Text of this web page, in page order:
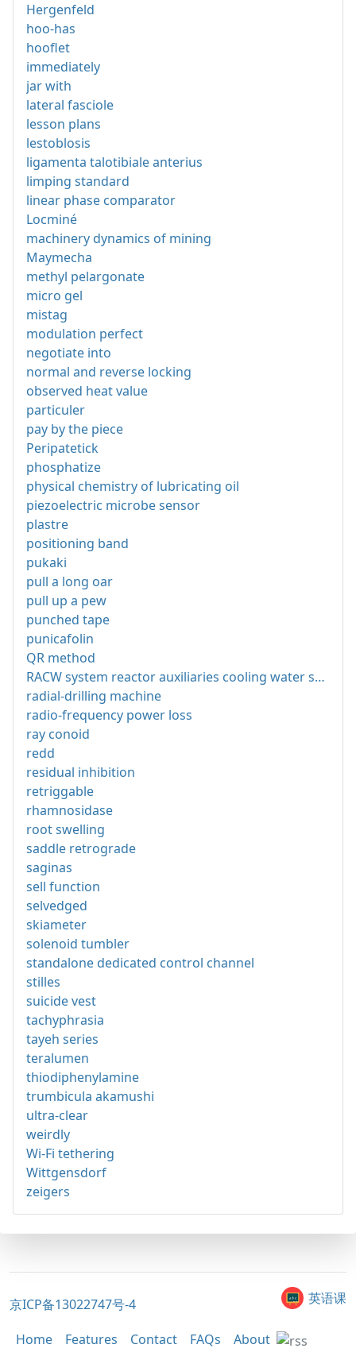
Hergenfeld
hoo-has
hooflet
immediately
jar with
lateral fasciole
lesson plans
lestoblosis
ligamenta talotibiale anterius
limping standard
linear phase comparator
Locminé
machinery dynamics of mining
Maymecha
methyl pelargonate
micro gel
mistag
modulation perfect
negotiate into
normal and reverse locking
observed heat value
particuler
pay by the piece
Peripatetick
phosphatize
physical chemistry of lubricating oil
piezoelectric microbe sensor
plastre
positioning band
pukaki
pull a long oar
pull up a pew
punched tape
punicafolin
QR method
RACW system reactor auxiliaries cooling water system
radial-drilling machine
radio-frequency power loss
ray conoid
redd
residual inhibition
retriggable
rhamnosidase
root swelling
saddle retrograde
saginas
sell function
selvedged
skiameter
solenoid tumbler
standalone dedicated control channel
stilles
suicide vest
tachyphrasia
tayeh series
teralumen
thiodiphenylamine
trumbicula akamushi
ultra-clear
weirdly
Wi-Fi tethering
Wittgensdorf
zeigers
京ICP备13022747号-4 英语课
Home Features Contact FAQs About